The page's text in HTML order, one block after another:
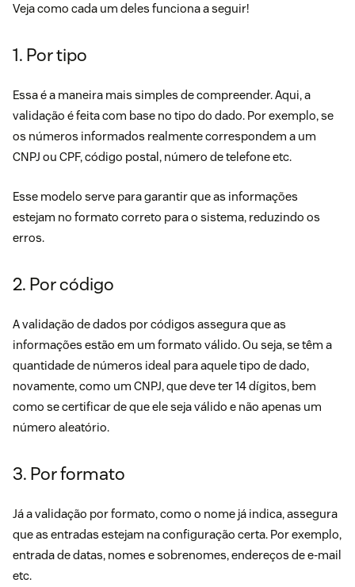
Veja como cada um deles funciona a seguir!
1. Por tipo
Essa é a maneira mais simples de compreender. Aqui, a
validação é feita com base no tipo do dado. Por exemplo, se
os números informados realmente correspondem a um
CNPJ ou CPF, código postal, número de telefone etc.
Esse modelo serve para garantir que as informações
estejam no formato correto para o sistema, reduzindo os
erros.
2. Por código
A validação de dados por códigos assegura que as
informações estão em um formato válido. Ou seja, se têm a
quantidade de números ideal para aquele tipo de dado,
novamente, como um CNPJ, que deve ter 14 dígitos, bem
como se certificar de que ele seja válido e não apenas um
número aleatório.
3. Por formato
Já a validação por formato, como o nome já indica, assegura
que as entradas estejam na configuração certa. Por exemplo,
entrada de datas, nomes e sobrenomes, endereços de e-mail
etc.